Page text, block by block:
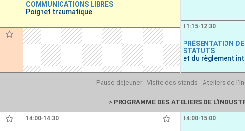
COMMUNICATIONS LIBRES
Poignet traumatique
11:15-12:30
PRÉSENTATION
STATUTS
et du règlement
Pause déjeuner - Visite des stands - Ateliers de
>PROGRAMME DES ATELIERS DE
14:00-14:30 14:00-15:00